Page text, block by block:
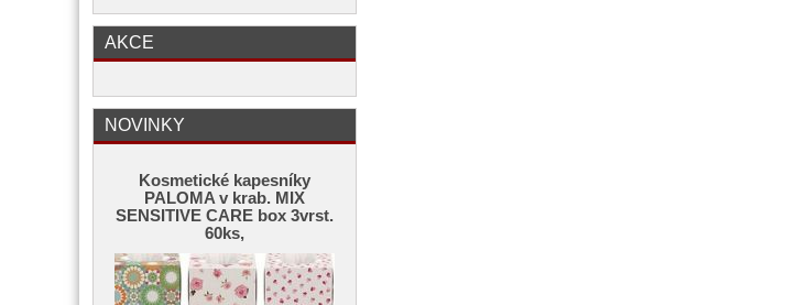
AKCE
NOVINKY
Kosmetické kapesníky
PALOMA v krab. MIX
SENSITIVE CARE box 3vrst.
60ks,